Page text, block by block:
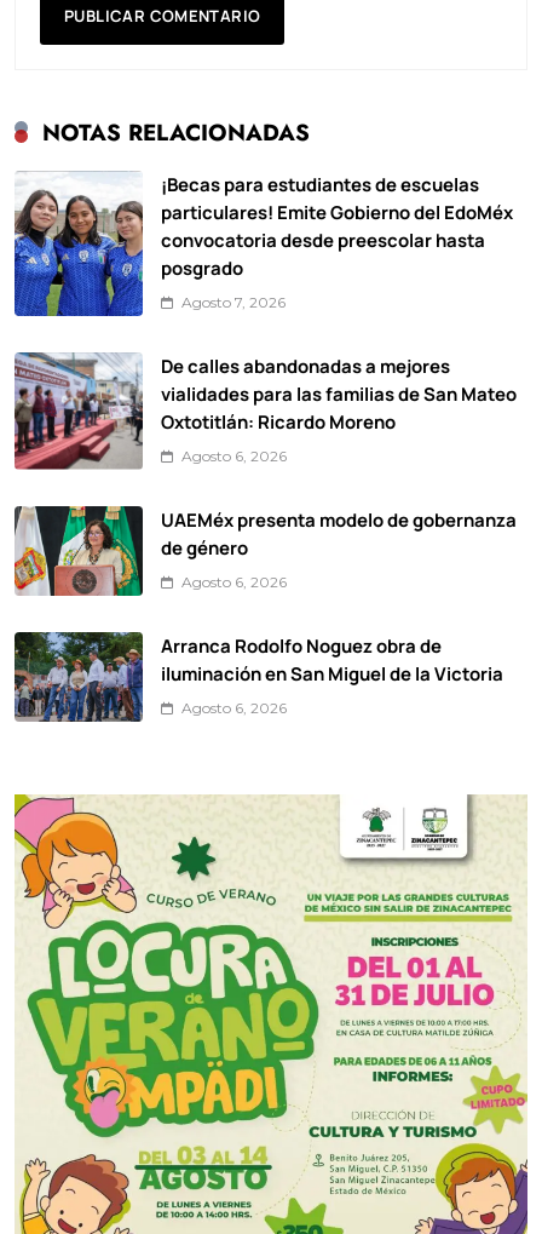
NOTAS RELACIONADAS
¡Becas para estudiantes de escuelas
particulares! Emite Gobierno del EdoMéx
convocatoria desde preescolar hasta
posgrado
Agosto 7, 2026
De calles abandonadas a mejores
vialidades para las familias de San Mateo
Oxtotitlán: Ricardo Moreno
Agosto 6, 2026
UAEMéx presenta modelo de gobernanza
de género
Agosto 6, 2026
Arranca Rodolfo Noguez obra de
iluminación en San Miguel de la Victoria
Agosto 6, 2026